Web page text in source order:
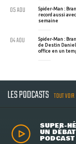
Spider-Man :
record aussi
semaine
05 AOU
Spider-Man :
de Destin
office en un
04 AOU
LES PODCASTS TOUT VOIR
SUPER-
UN